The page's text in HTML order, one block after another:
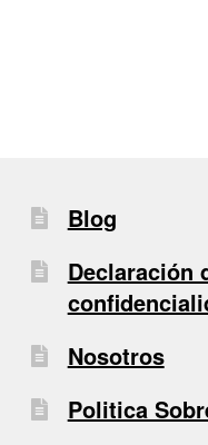
Blog
Declaración
Nosotros
Politica